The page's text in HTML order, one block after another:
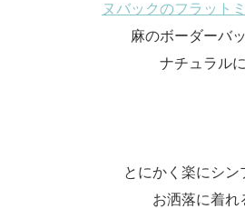
ヌバックのフラット
麻のボーダーバ
ナチュラルに
とにかく楽にシン
お洒落に着れ